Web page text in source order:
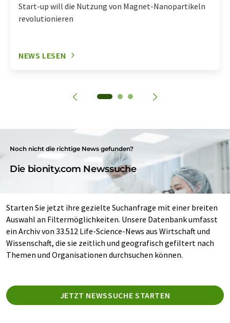
Start-up will die Nutzung von Magnet-Nanopartikeln
revolutionieren
NEWS LESEN
Noch nicht die richtige News gefunden?
Die bionity.com Newssuche
Starten Sie jetzt ihre gezielte Suchanfrage mit einer breiten
Auswahl an Filtermöglichkeiten. Unsere Datenbank umfasst
ein Archiv von 33.512 Life-Science-News aus Wirtschaft und
Wissenschaft, die sie zeitlich und geografisch gefiltert nach
Themen und Organisationen durchsuchen können.
JETZT NEWSSUCHE STARTEN